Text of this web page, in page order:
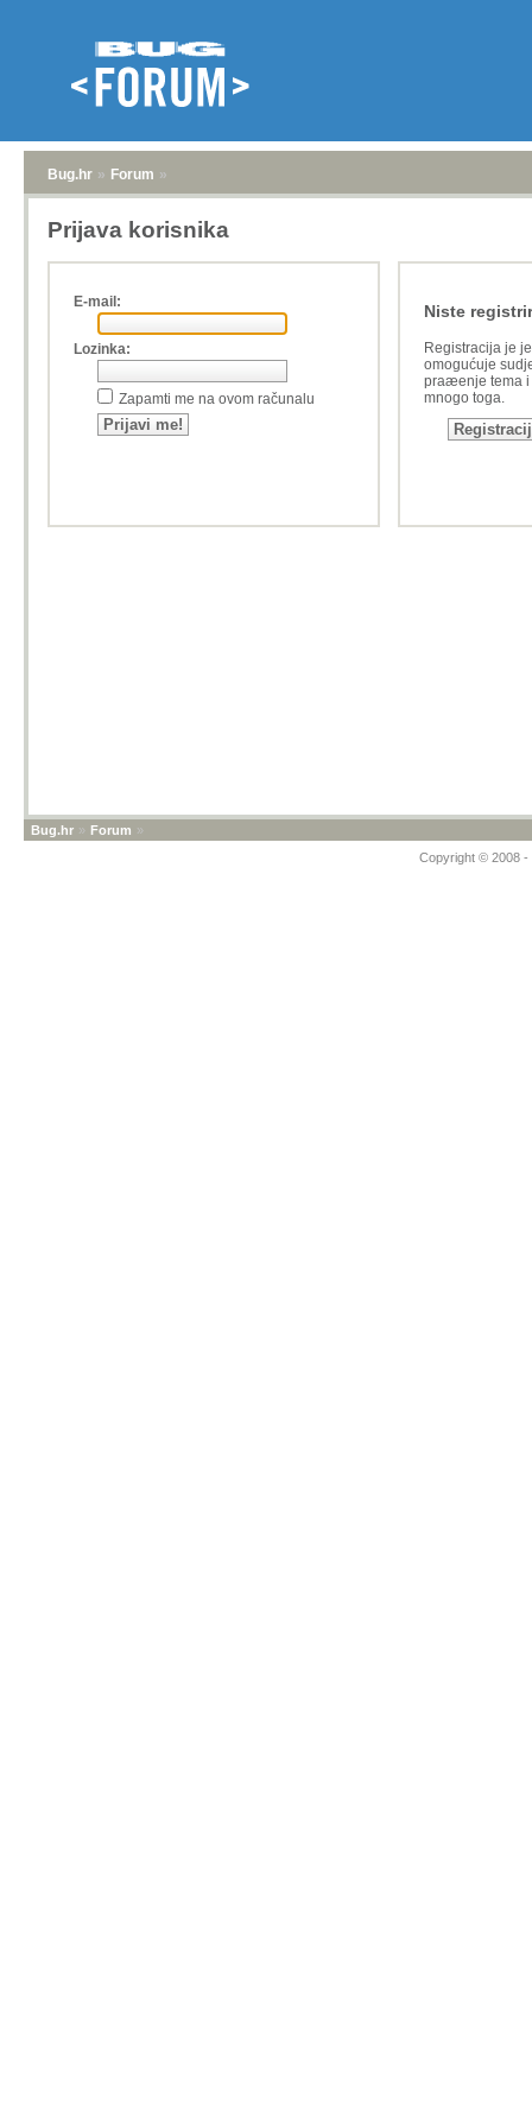
Bug.hr » Forum »
Prijava korisnika
E-mail:
Lozinka:
Zapamti me na ovom računalu
Niste
Registracija je
omogućuje
praæenje tema i
mnogo toga.
Bug.hr » Forum »
Copyright © 2008 -